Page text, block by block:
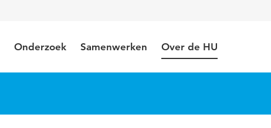
Onderzoek Samenwerken Over de HU